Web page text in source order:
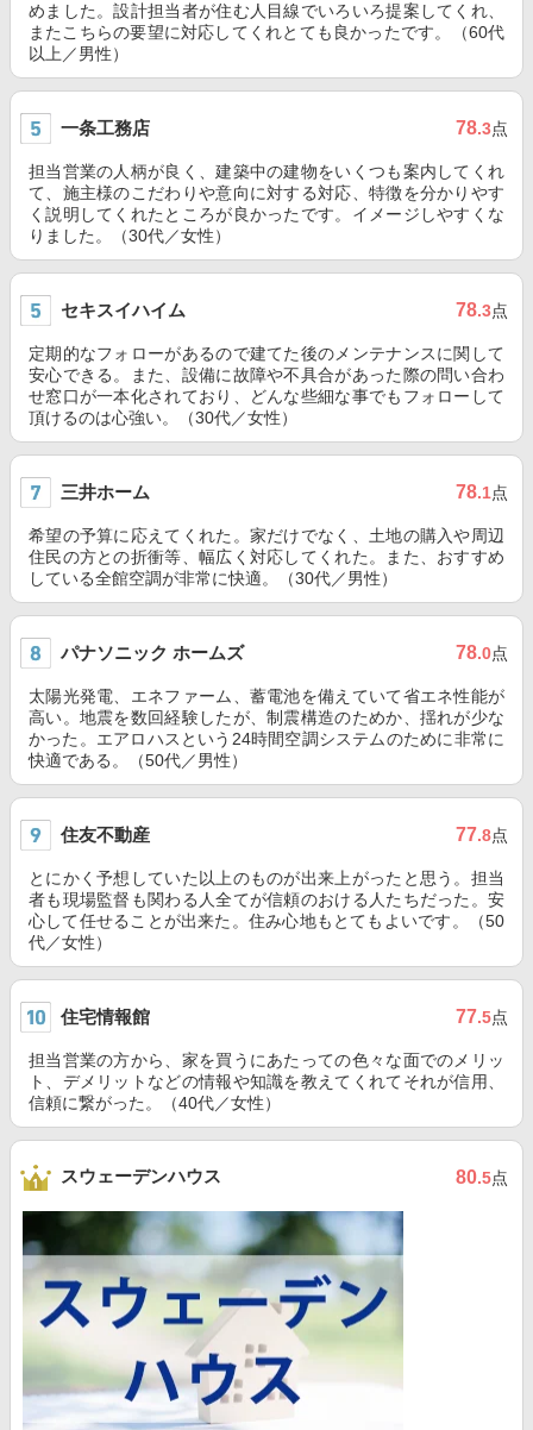
めました。設計担当者が住む人目線でいろいろ提案してくれ、
またこちらの要望に対応してくれとても良かったです。（60代
以上／男性）
一条工務店 78.3点
担当営業の人柄が良く、建築中の建物をいくつも案内してくれ
て、施主様のこだわりや意向に対する対応、特徴を分かりやす
く説明してくれたところが良かったです。イメージしやすくな
りました。（30代／女性）
セキスイハイム 78.3点
定期的なフォローがあるので建てた後のメンテナンスに関して
安心できる。また、設備に故障や不具合があった際の問い合わ
せ窓口が一本化されており、どんな些細な事でもフォローして
頂けるのは心強い。（30代／女性）
三井ホーム 78.1点
希望の予算に応えてくれた。家だけでなく、土地の購入や周辺
住民の方との折衝等、幅広く対応してくれた。また、おすすめ
している全館空調が非常に快適。（30代／男性）
パナソニック ホームズ 78.0点
太陽光発電、エネファーム、蓄電池を備えていて省エネ性能が
高い。地震を数回経験したが、制震構造のためか、揺れが少な
かった。エアロハスという24時間空調システムのために非常に
快適である。（50代／男性）
住友不動産 77.8点
とにかく予想していた以上のものが出来上がったと思う。担当
者も現場監督も関わる人全てが信頼のおける人たちだった。安
心して任せることが出来た。住み心地もとてもよいです。（50
代／女性）
住宅情報館 77.5点
担当営業の方から、家を買うにあたっての色々な面でのメリッ
ト、デメリットなどの情報や知識を教えてくれてそれが信用、
信頼に繋がった。（40代／女性）
スウェーデンハウス 80.5点